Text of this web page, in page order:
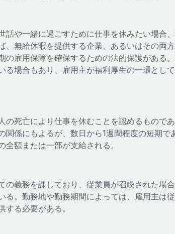
話や一緒に過ごすために仕事を休みたい場合
、無給休暇を提供する企業、あるいはその両
の雇用保障を確保するための法的保護がある
る場合もあり、雇用主が福利厚生の一環とし
の死亡により仕事を休むことを認めるもので
関係にもよるが、数日から1週間程度の短期で
額または一部が支給される。
の義務を課しており、従業員が召喚された場
る。勤務地や勤務期間によっては、雇用主は
る必要がある。